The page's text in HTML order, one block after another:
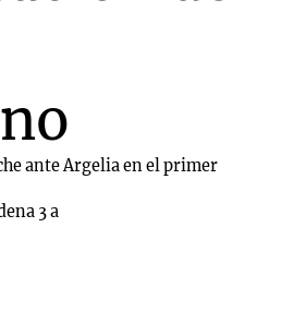
ante Argelia en el primer
3 a